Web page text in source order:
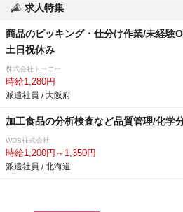
求人特集
商品のピッキング・仕分け作業/未経験
土日祝休み
株式会社トーコー
時給1,280円
派遣社員 / 大阪府
加工食品の分析検査など品質管理/化学
WDB株式会社
時給1,200円～1,350円
派遣社員 / 北海道